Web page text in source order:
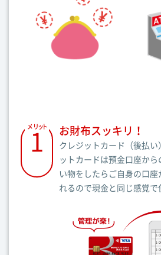
メ リット
1 お財布スッキリ！
クレジットカード（後払
ットカードは預金口座か
い物をしたらご自身の口
れるので現金と同じ感覚で